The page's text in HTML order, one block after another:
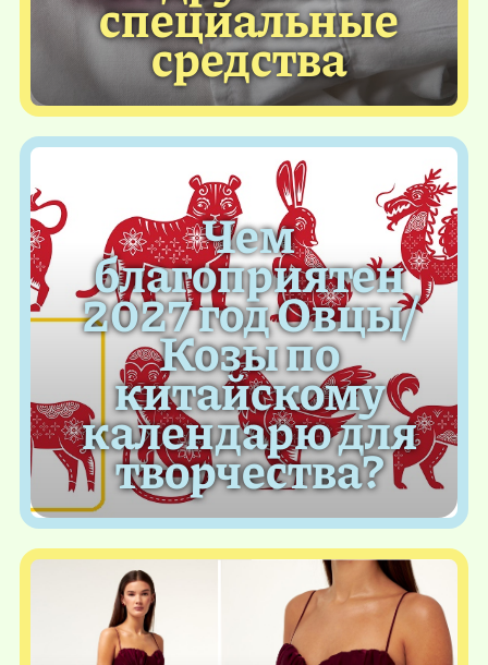
специальные
средства
Чем
благоприятен
2027 год Овцы/
Козы по
китайскому
календарю для
творчества?